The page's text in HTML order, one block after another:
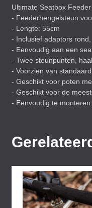
Ultimate Seatbox Feeder
- Feederhengelsteun
- Lengte: 55cm
- Inclusief adaptors
- Eenvoudig aan een
- Twee steunpunten,
- Voorzien van
- Geschikt voor poten
- Geschikt voor de
- Eenvoudig te monteren